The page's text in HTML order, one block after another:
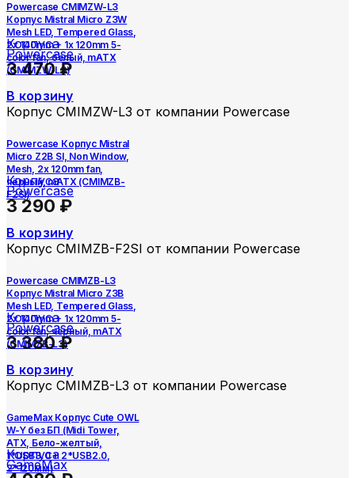
Powercase CMIMZW-L3
Корпус Mistral Micro Z3W
Mesh LED, Tempered Glass,
2x 140mm + 1х 120mm 5-
color fan, белый, mATX
(CMIMZW-L3)
Корпуса
Powercase
3 470₽
В корзину
Корпус CMIMZW-L3 от компании Powercase
Powercase Корпус Mistral
Micro Z2B SI, Non Window,
Mesh, 2x 120mm fan,
чёрный, mATX (CMIMZB-
F2SI)
Корпуса
Powercase
3 290 ₽
В корзину
Корпус CMIMZB-F2SI от компании Powercase
Powercase CMIMZB-L3
Корпус Mistral Micro Z3B
Mesh LED, Tempered Glass,
2x 140mm + 1х 120mm 5-
color fan, чёрный, mATX
(CMIMZB-L3)
Корпуса
Powercase
3 380₽
В корзину
Корпус CMIMZB-L3 от компании Powercase
GameMax Корпус Cute OWL
W-Y без БП (Midi Tower,
ATX, Бело-желтый,
1*USB3.0 + 2*USB2.0,
2*120мм)
Корпуса
GameMax